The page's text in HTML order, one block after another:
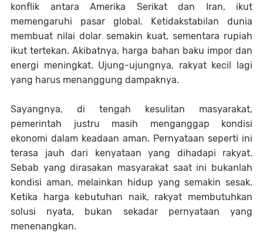
konflik antara Amerika Serikat dan Iran, ikut
memengaruhi pasar global. Ketidakstabilan dunia
membuat nilai dolar semakin kuat, sementara rupiah
ikut tertekan. Akibatnya, harga bahan baku impor dan
energi meningkat. Ujung-ujungnya, rakyat kecil lagi
yang harus menanggung dampaknya.
Sayangnya, di tengah kesulitan masyarakat,
pemerintah justru masih menganggap kondisi
ekonomi dalam keadaan aman. Pernyataan seperti ini
terasa jauh dari kenyataan yang dihadapi rakyat.
Sebab yang dirasakan masyarakat saat ini bukanlah
kondisi aman, melainkan hidup yang semakin sesak.
Ketika harga kebutuhan naik, rakyat membutuhkan
solusi nyata, bukan sekadar pernyataan yang
menenangkan.